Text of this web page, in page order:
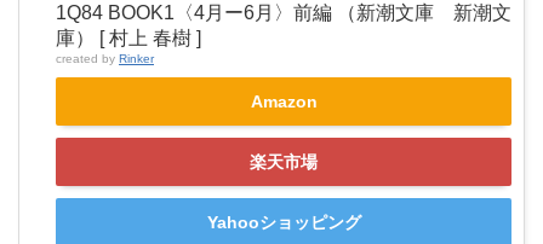
1Q84 BOOK1〈4月ー6月〉前編 （新潮文庫 新潮文
庫） [ 村上 春樹 ]
created by Rinker
Amazon
楽天市場
Yahooショッピング